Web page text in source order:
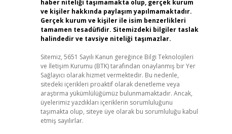
haber niteliği taşımamakta olup, gerçek kurum
ve kişiler hakkında paylaşım yapılmamaktadır.
Gerçek kurum ve kişiler ile isim benzerlikleri
tamamen tesadüfidir. Sitemizdeki bilgiler taslak
halindedir ve tavsiye niteliği taşımazlar.
Sitemiz, 5651 Sayılı Kanun gereğince Bilgi Teknolojileri
ve İletişim Kurumu (BTK) tarafından onaylanmış bir Yer
Sağlayıcı olarak hizmet vermektedir. Bu nedenle,
sitedeki içerikleri proaktif olarak denetleme veya
araştırma yükümlülüğümüz bulunmamaktadır. Ancak,
üyelerimiz yazdıkları içeriklerin sorumluluğunu
taşımakta olup, siteye üye olarak bu sorumluluğu kabul
etmiş sayılırlar.